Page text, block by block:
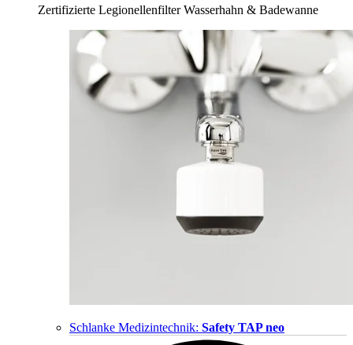
Zertifizierte Legionellenfilter Wasserhahn & Badewanne
Schlanke Medizintechnik: Safety TAP neo